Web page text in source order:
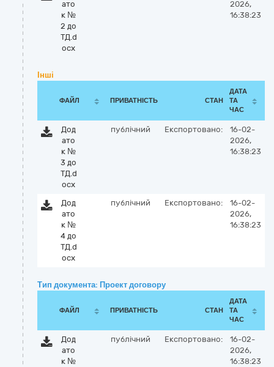
ато
к №
2 до
ТД.d
ocx
2026,
16:38:23
Інші
ФАЙЛ ПРИВАТНІСТЬ СТАН
ДАТА
ТА
ЧАС
Дод
ато
к №
3 до
ТД.d
ocx
публічний Експортовано:
16-02-
2026,
16:38:23
Дод
ато
к №
4 до
ТД.d
ocx
публічний Експортовано:
16-02-
2026,
16:38:23
Тип документа: Проект договору
ФАЙЛ ПРИВАТНІСТЬ СТАН
ДАТА
ТА
ЧАС
Дод
ато
к №
публічний Експортовано:
16-02-
2026,
16:38:23